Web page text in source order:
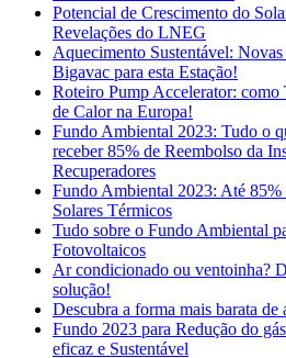
Potencial de Crescimento do
Revelações do LNEG
Aquecimento Sustentável:
Bigavac para esta Estação!
Roteiro Pump Accelerator:
de Calor na Europa!
Fundo Ambiental 2023: Tudo o
receber 85% de Reembolso da
Recuperadores
Fundo Ambiental 2023: Até 85%
Solares Térmicos
Tudo sobre o Fundo Ambiental
Fotovoltaicos
Ar condicionado ou ventoinha?
solução!
Descubra a forma mais barata de
Fundo 2023 para Redução do
eficaz e Sustentável